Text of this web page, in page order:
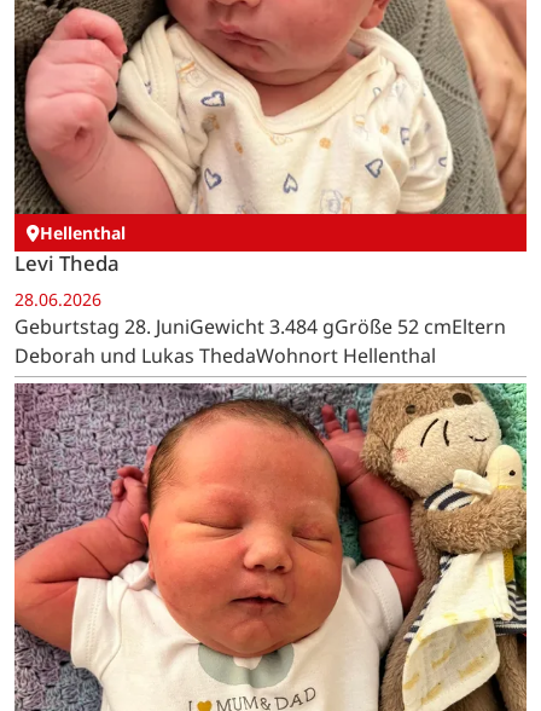
Hellenthal
Levi Theda
28.06.2026
Geburtstag 28. JuniGewicht 3.484 gGröße 52 cmEltern
Deborah und Lukas ThedaWohnort Hellenthal